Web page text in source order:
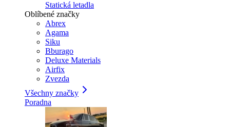
Statická letadla
Oblíbené značky
Abrex
Agama
Siku
Bburago
Deluxe Materials
Airfix
Zvezda
Všechny značky
Poradna